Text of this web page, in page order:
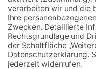
Alle Termine
Übersichtskarte
Veranstaltung